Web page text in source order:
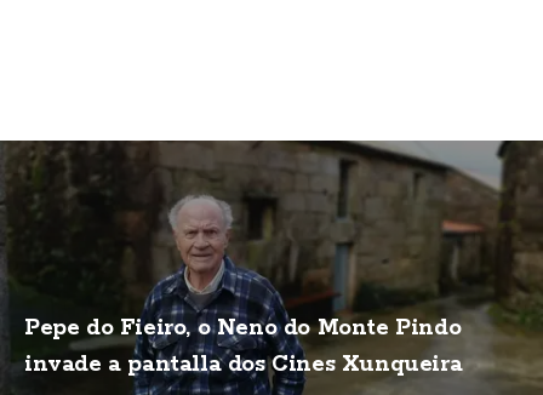
Pepe do Fieiro, o Neno do Monte Pindo
invade a pantalla dos Cines Xunqueira